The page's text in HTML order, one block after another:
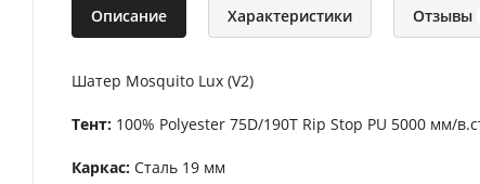
Описание Характеристики Отзывы
Шатер Mosquito Lux (V2)
Тент: 100% Polyester 75D/190T Rip Stop PU 5000 мм/
Каркас: Сталь 19 мм